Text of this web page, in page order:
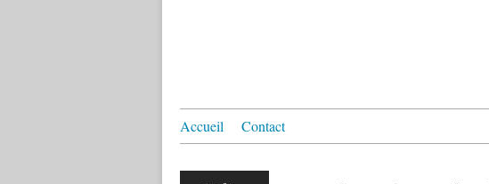
Accueil Contact